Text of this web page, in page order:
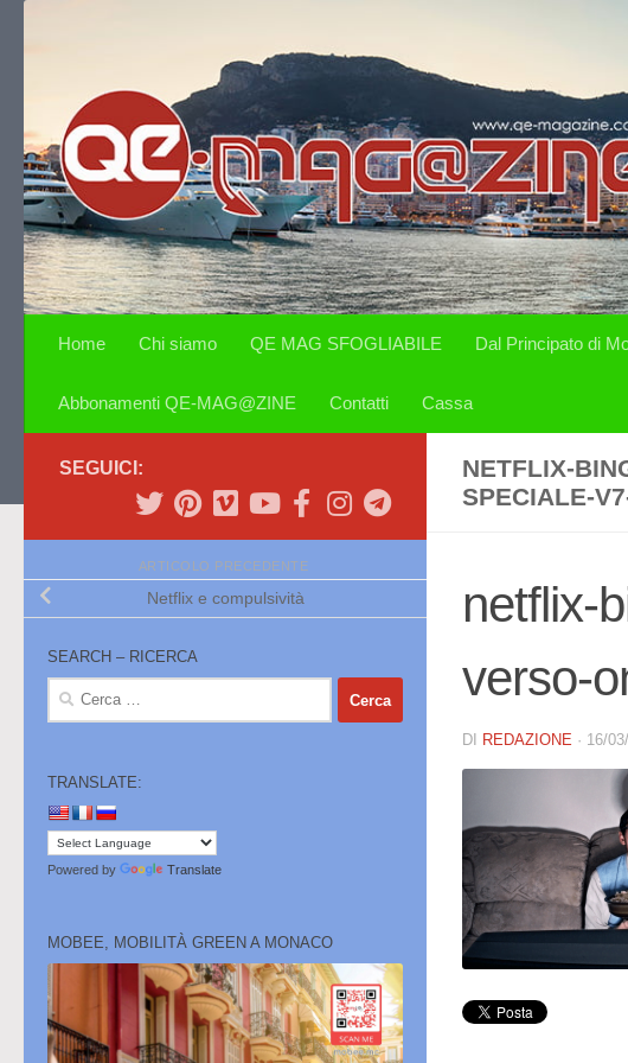
Home Chi siamo QE MAG SFOGLIABILE Dal Principato di
Abbonamenti QE-MAG@ZINE Contatti Cassa
NETFLIX-
SPECIALE-
netflix-
verso-
DI REDAZIONE · 16/
SEGUICI:
ARTICOLO PRECEDENTE
Netflix e compulsività
SEARCH – RICERCA
Ricerca
TRANSLATE:
Powered by Translate
MOBEE, MOBILITÀ GREEN A MONACO